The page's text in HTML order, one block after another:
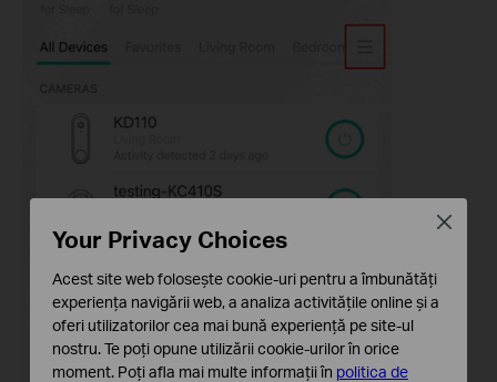
Your Privacy Choices
Acest site web folosește cookie-uri pentru a îmbunătăți
experiența navigării web, a analiza activitățile online și a
oferi utilizatorilor cea mai bună experiență pe site-ul
nostru. Te poți opune utilizării cookie-urilor în orice
moment. Poți afla mai multe informații în politica de
Close